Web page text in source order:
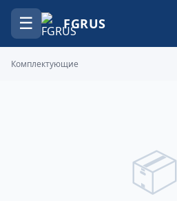
☰ FGRUS
Комплектующие
📦